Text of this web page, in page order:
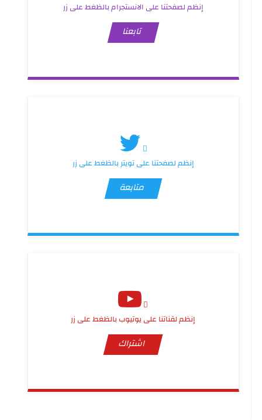
إنظم لصفحتنا على الانستجرام بالظغط على زر
تابعنا
إنظم لصفحتنا على تويتر بالظغط على زر
متابعة
إنظم لقناتنا على يوتيوب بالظغط على زر
اشتراك